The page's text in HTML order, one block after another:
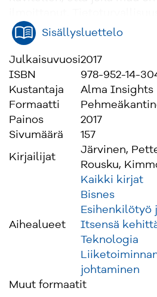
ei pelkästään organisaation
vastuuhenkilöiden!”
peräänkuuluttavat.
Kun tietoturvallisuus
pitäisi juuri vaikeuttaa saati
toimintaa. Sen sijaan sen
tehostaa liiketoimintaa.
työskentely on
osa rutiineja ja arjen
”Neuvommekin tässä
voivat itse huolehtia näistä
mahdollisella tavalla. Myös
kirjasta apua yrityksensä
käytännön kysymyksiin.”
Sisällysluettelo
Julkaisuvuosi2017
ISBN
978-952-14-
Kustantaja
Alma Insights
Formaatti
Painos
2017
Sivumäärä
157
Kirjailijat
Järvinen,
Rousku,
Aihealueet
Kaikki kirjat
Bisnes
Esihenkilötyö
Itsensä
Teknologia
johtaminen
Muut formaatit